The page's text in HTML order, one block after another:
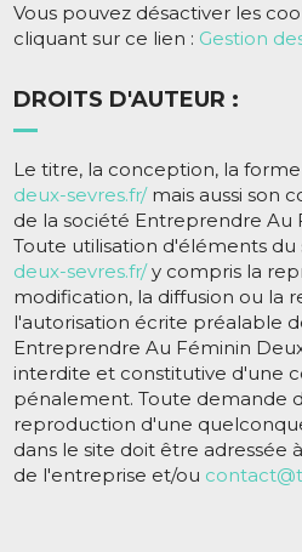
Vous pouvez désactiver les
cliquant sur ce lien : Gestion
DROITS D'AUTEUR :
Le titre, la conception, la
deux-sevres.fr/mais aussi son
de la société Entreprendre Au
Toute utilisation d'éléments du
deux-sevres.fr/y compris la
modification, la diffusion ou la
l'autorisation écrite préalable
Entreprendre Au Féminin
interdite et constitutive d'une
pénalement. Toute demande
reproduction d'une
dans le site doit être adressée à
de l'entreprise et/ou